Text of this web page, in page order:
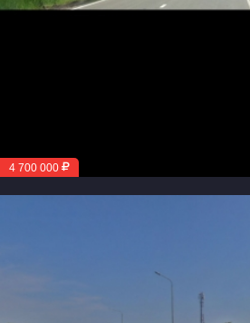
4 700 000